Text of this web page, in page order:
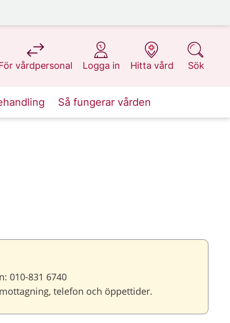
vårdpersonal
på 1177.se
Logga in
på 1177.se
Hitta vård
på 1177.se
Sök
på 1177.se
Så fungerar vården
010-831 6740
telefon och öppettider.